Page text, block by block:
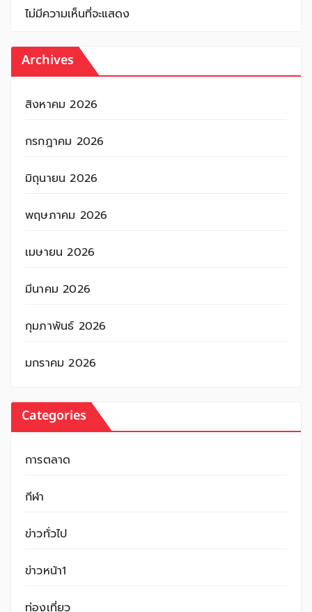
ไม่มีความเห็นที่จะแสดง
Archives
สิงหาคม 2026
กรกฎาคม 2026
มิถุนายน 2026
พฤษภาคม 2026
เมษายน 2026
มีนาคม 2026
กุมภาพันธ์ 2026
มกราคม 2026
Categories
การตลาด
กีฬา
ข่าวทั่วไป
ข่าวหน้า1
ท่องเที่ยว